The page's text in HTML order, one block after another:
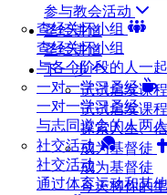
参与教会活动
查经关怀小组
查经关怀小组
与各个阶段的人一起
一对一学习圣经
一对一学习圣经
与志同道合的人两
社交活动
社交活动
通过体育运动和其
圣经讲道
圣经讲道
下一步
试试启发课程
试试启发课程
探索人生、
成为基督徒
成为基督徒
今天将你的